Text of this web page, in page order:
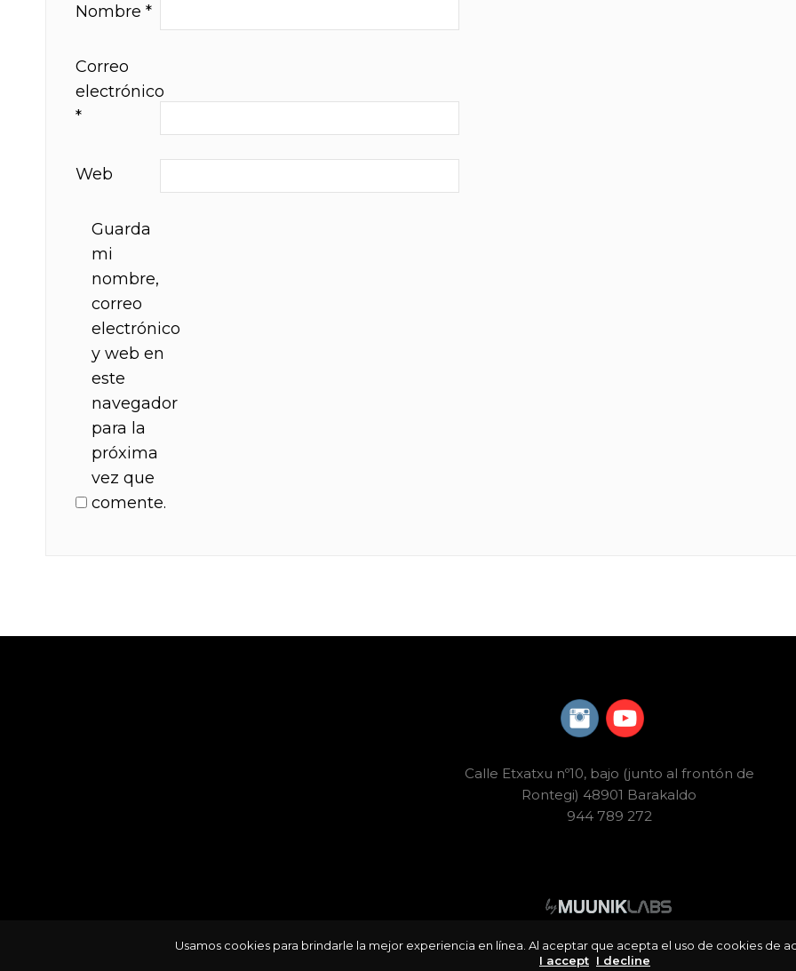
Nombre *
Correo
electrónico
*
Web
Guarda
mi
nombre,
correo
electrónico
y web en
este
navegador
para la
próxima
vez que
comente.
Calle Etxatxu nº10, bajo (junto al frontón de
Rontegi) 48901 Barakaldo
944 789 272
Usamos cookies para brindarle la mejor experiencia en línea. Al aceptar que acepta el uso de cookies de
I accept I decline